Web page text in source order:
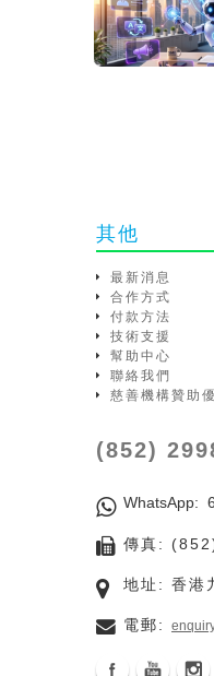
其他
最新消息
合作方式
付款方法
技術支援
幫助中心
聯絡我們
慈善機構贊助
(852)
WhatsApp:
傳真:
地址: 香港
電郵: